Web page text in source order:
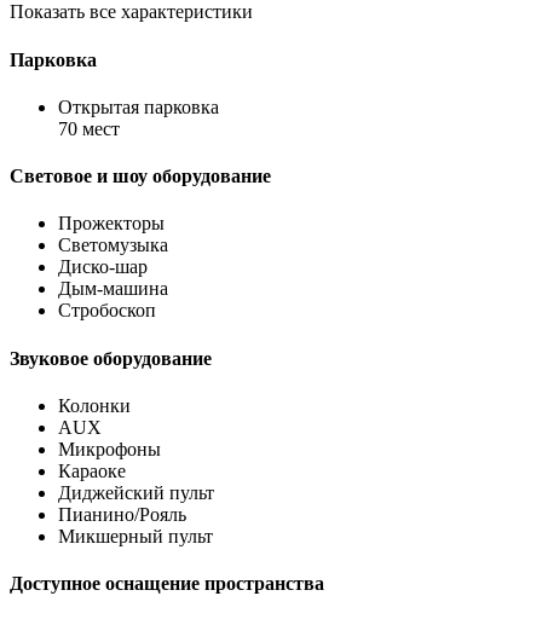
Показать все характеристики
Парковка
Открытая парковка
70 мест
Световое и шоу оборудование
Прожекторы
Светомузыка
Диско-шар
Дым-машина
Стробоскоп
Звуковое оборудование
Колонки
AUX
Микрофоны
Караоке
Диджейский пульт
Пианино/Рояль
Микшерный пульт
Доступное оснащение пространства